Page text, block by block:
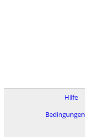
Hilfe
Bedingungen